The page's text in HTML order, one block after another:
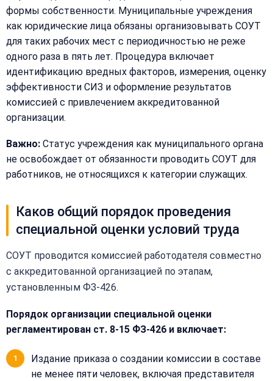
формы собственности. Муниципальные учреждения
как юридические лица обязаны организовывать СОУТ
для таких рабочих мест с периодичностью не реже
одного раза в пять лет. Процедура включает
идентификацию вредных факторов, измерения, оценку
эффективности СИЗ и оформление результатов
комиссией с привлечением аккредитованной
организации.
Важно: Статус учреждения как муниципального органа
не освобождает от обязанности проводить СОУТ для
работников, не относящихся к категории служащих.
Каков общий порядок проведения
специальной оценки условий труда
СОУТ проводится комиссией работодателя совместно
с аккредитованной организацией по этапам,
установленным ФЗ-426.
Порядок организации специальной оценки
регламентирован ст. 8-15 ФЗ-426 и включает:
Издание приказа о создании комиссии в составе
не менее пяти человек, включая представителя
Имя:
Email:
Сообщение:
Согласен на
обработку
персональных
данных
Получить расчёт
Оставьте
имя
и
телефон
перезвоним
и
рассчитаем
стоимость
Имя:
+
комментарий
Согласен на
обработку
Обычно
15 минут